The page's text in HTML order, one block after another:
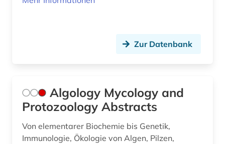
din-en-iso-norm (1)
din-iso-norm (1)
din-norm (4)
Zur Datenbank
Algology Mycology and
Protozoology Abstracts
Von elementarer Biochemie bis Genetik,
Immunologie, Ökologie von Algen, Pilzen,